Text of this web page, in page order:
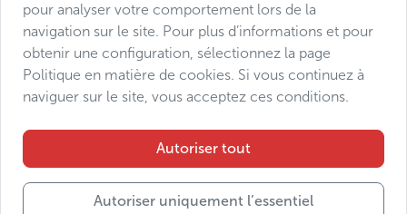
Conditions de vente
Protection des données
Déclaration d’accessibilité
Manage consent
pour analyser votre comportement lors de la
navigation sur le site. Pour plus d’informations et pour
obtenir une configuration, sélectionnez la page
Politique en matière de cookies. Si vous continuez à
naviguer sur le site, vous acceptez ces conditions.
Autoriser tout
Autoriser uniquement l’essentiel